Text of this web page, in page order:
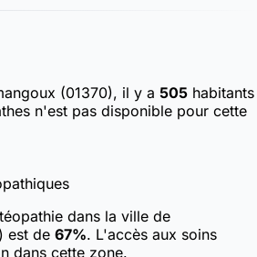
(01370), il y a 505 habitants
n'est pas disponible pour cette
dans la ville de
est de 67%. L'accès aux soins
dans cette zone.